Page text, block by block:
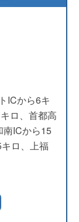
ICから6キ
ロ、首都高
南ICから15
ロ、上福